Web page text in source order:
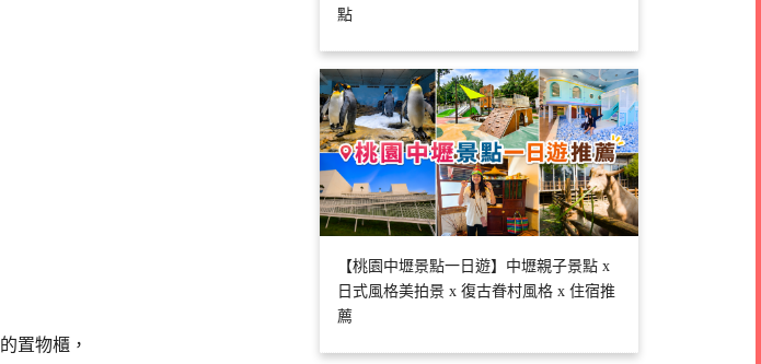
的置物櫃，
點
【桃園中壢景點一日遊】中壢親子景點 x
日式風格美拍景 x 復古眷村風格 x 住宿推
薦